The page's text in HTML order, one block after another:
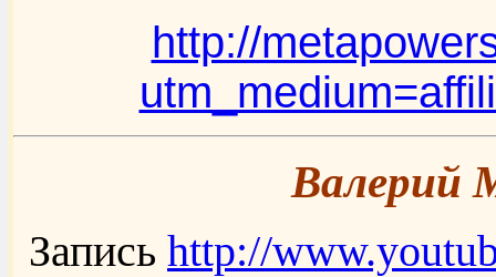
http://
Валерий
Запись http://